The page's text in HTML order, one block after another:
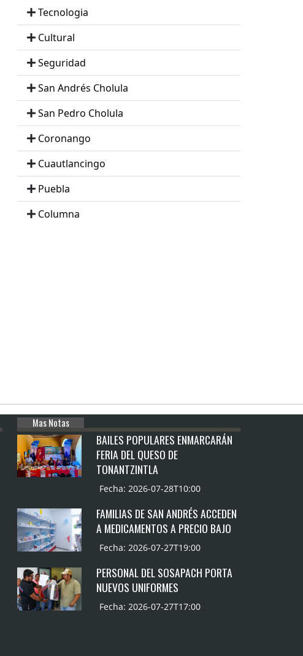
Tecnologia
Cultural
Seguridad
San Andrés Cholula
San Pedro Cholula
Coronango
Cuautlancingo
Puebla
Columna
Mas Notas
BAILES POPULARES ENMARCARÁN
FERIA DEL QUESO DE
TONANTZINTLA
Fecha: 2026-07-28T10:00
FAMILIAS DE SAN ANDRÉS ACCEDEN
A MEDICAMENTOS A PRECIO BAJO
Fecha: 2026-07-27T19:00
PERSONAL DEL SOSAPACH PORTA
NUEVOS UNIFORMES
Fecha: 2026-07-27T17:00